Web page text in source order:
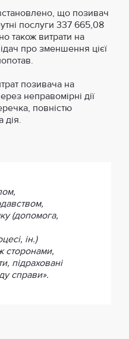
що позивач
послуги 337 665,08
також витрати на
про зменшення цієї
позивача на
неправомірні дії
повністю
дія.
(допомога,
ін.)
сторонами,
підраховані
справи».